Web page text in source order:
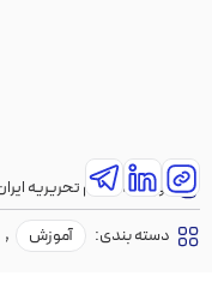
نویسنده:تیم تحریریه
دسته بندی:
آموزش ,